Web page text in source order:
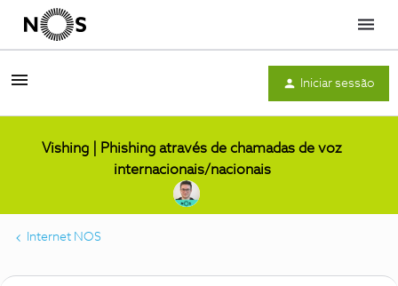
Menu
Iniciar sessão
Vishing | Phishing através de chamadas de voz
internacionais/nacionais
Internet NOS